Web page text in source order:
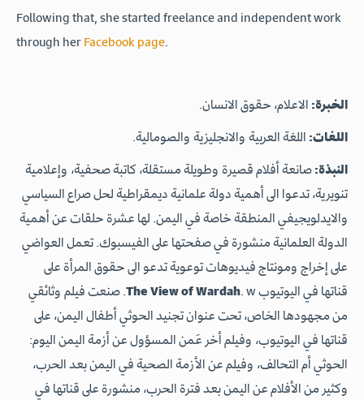
Following that, she started freelance and independent work
through herFacebook page.
الخبرة:الاعلام، حقوق الانسان.
اللغات:اللغة العربية والانجليزية والصومالية.
النبذة:صانعة أفلام قصيرة وطويلة مستقلة، كاتبة صحفية، وإعلامية
تنويرية، تدعوا الى أهمية دولة علمانية ديمقراطية لحل صراع السياسي
والايدلويجيفي المنطقة خاصة في اليمن. لها عشرة حلقات عن أهمية
الدولة العلمانية منشورة في صفحتها على الفيسبوك. تعمل العواضي
على إخراج ومونتاج فيديوهات توعوية تدعو الى حقوق المرأة على
قناتها في اليوتيوب
The View of Wardah. w. صنعت فيلم وثائقي
من مجهودها الخاص، تحت عنوان تجنيد الحوثي أطفال اليمن، على
قناتها في اليوتيوب، وفيلم أخر عَمن المسؤول عن أزمة اليمن اليوم:
الحوثي أم التحالف، وفيلم عن الأزمة الصحية في اليمن بعد الحرب،
وكثير من الأفلام عن اليمن بعد فترة الحرب، منشورة على قناتها في